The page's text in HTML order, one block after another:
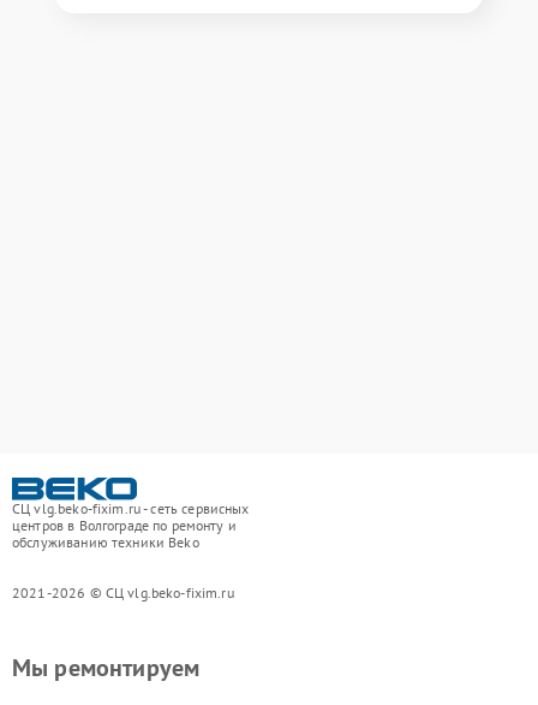
СЦ vlg.beko-fixim.ru - сеть сервисных
центров в Волгограде по ремонту и
обслуживанию техники Beko
2021-2026 © СЦ vlg.beko-fixim.ru
Мы ремонтируем